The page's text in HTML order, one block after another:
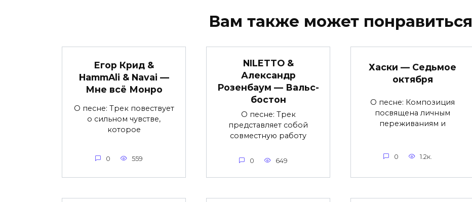
Вам также может понравиться
Егор Крид &
HammAli & Navai —
Мне всё Монро
О песне: Трек повествует
о сильном чувстве,
которое
0 559
NILETTO &
Александр
Розенбаум — Вальс-
бостон
О песне: Трек
представляет собой
совместную работу
0 649
Хаски — Седьмое
октября
О песне: Композиция
посвящена личным
переживаниям и
0 1.2к.